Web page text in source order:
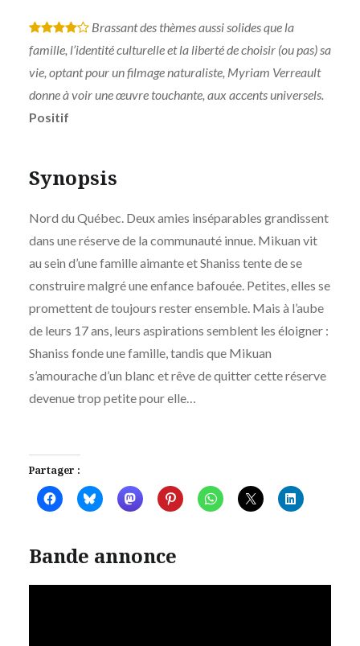
* * * *
Brassant des thèmes aussi solides que la
famille, l’identité culturelle et la liberté de choisir (ou pas) sa
vie, optant pour un filmage naturaliste, Myriam Verreault
donne à voir une œuvre touchante, aux accents universels.
Positif
Synopsis
Nord du Québec. Deux amies inséparables grandissent
dans une réserve de la communauté innue. Mikuan vit
au sein d’une famille aimante et Shaniss tente de se
construire malgré une enfance bafouée. Petites, elles se
promettent de toujours rester ensemble. Mais à l’aube
de leurs 17 ans, leurs aspirations semblent les éloigner :
Shaniss fonde une famille, tandis que Mikuan
s’amourache d’un blanc et rêve de quitter cette réserve
devenue trop petite pour elle…
Partager :
Bande annonce